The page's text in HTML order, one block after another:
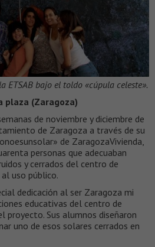
ETSAB bajo el toldo «cúpula celeste».
plaza (Zaragoza)
de noviembre y diciembre de
de Zaragoza a través de su
de ZaragozaVivienda,
personas que adecuaban
y cerrados del centro de
uso público.
dedicación al ser Zaragoza mi
educativas del centro de
proyecto. Sus alumnos diseñaron
uno de esos solares cerrados en